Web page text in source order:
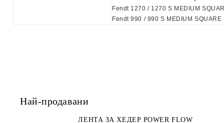
Fendt 1270 / 1270 S MEDIUM
Fendt 990 / 990 S MEDIUM
Най-продавани
ЛЕНТА ЗА ХЕДЕР POWER FLOW